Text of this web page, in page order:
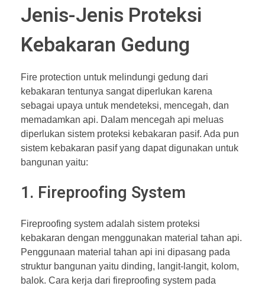
Jenis-Jenis Proteksi
Kebakaran Gedung
Fire protection untuk melindungi gedung dari
kebakaran tentunya sangat diperlukan karena
sebagai upaya untuk mendeteksi, mencegah, dan
memadamkan api. Dalam mencegah api meluas
diperlukan sistem proteksi kebakaran pasif. Ada pun
sistem kebakaran pasif yang dapat digunakan untuk
bangunan yaitu:
1. Fireproofing System
Fireproofing system adalah sistem proteksi
kebakaran dengan menggunakan material tahan api.
Penggunaan material tahan api ini dipasang pada
struktur bangunan yaitu dinding, langit-langit, kolom,
balok. Cara kerja dari fireproofing system pada